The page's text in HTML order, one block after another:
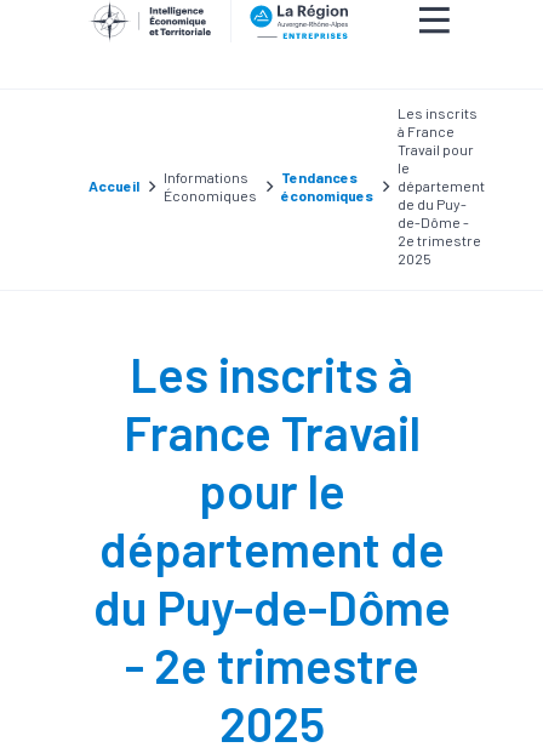
Accueil
Informations
Économiques
Tendances
économiques
Les inscrits
à France
Travail pour
le
département
de du Puy-
de-Dôme -
2e trimestre
2025
Les inscrits à
France Travail
pour le
département de
du Puy-de-Dôme
- 2e trimestre
2025